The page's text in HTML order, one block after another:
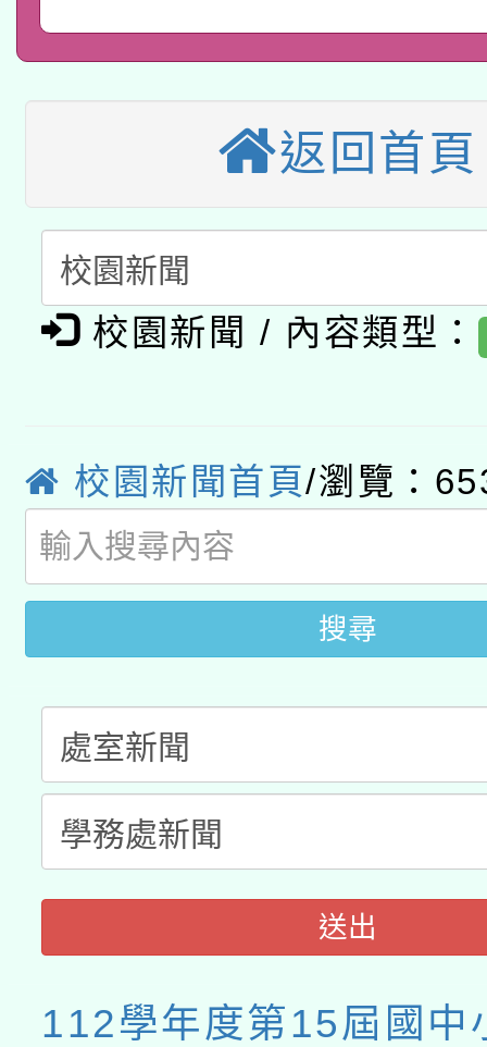
接種對象擴大為「滿6
接種之民眾」措施，延
月28日止
業技術研究院辦理「
用水績優單位及節水達
115年8月22日(星期六
開 智慧啟航」
「2026桃園藝術巡演
轉知教育部國民及學前
國立臺灣師範大學辦理
年度健康促進學校輔導
函轉國家教育研究院中
原住民族教育政策研討
族教育國際趨勢與發展
轉知教育部國民及學前
新北市政府教育局辦理
方素養工作坊新北場」
函轉國立臺灣師範大學
「族語學習班」招生簡
文教學共融平台-教案
件」活動簡章
教育部國民及學前教育
年度COVID-19疫苗接
接種對象擴大為「滿6
接種之民眾」措施，
月28日止
返回首頁
校園新聞 / 內容類型：
校園新聞首頁/瀏覽：
搜尋
送出
112學年度第15屆國中